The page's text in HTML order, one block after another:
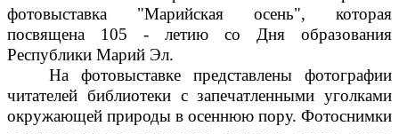
фотовыставка "Марийская осень", которая
посвящена 105 - летию со Дня образования
Республики Марий Эл.
На фотовыставке представлены фотографии
читателей библиотеки с запечатленными уголками
окружающей природы в осеннюю пору. Фотоснимки